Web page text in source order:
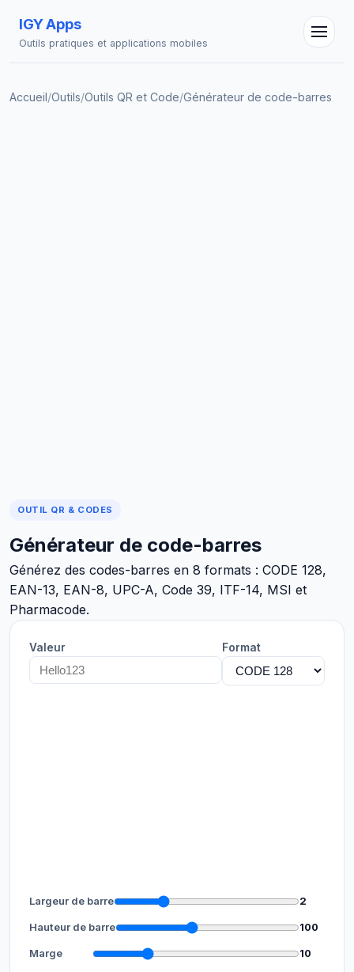
IGY Apps
Outils pratiques et applications mobiles
Accueil/Outils/Outils QR et Code/Générateur de code-barres
OUTIL QR & CODES
Générateur de code-barres
Générez des codes-barres en 8 formats : CODE 128,
EAN-13, EAN-8, UPC-A, Code 39, ITF-14, MSI et
Pharmacode.
Valeur Format
Largeur de barre 2
Hauteur de barre 100
Marge 10
Assistant IGY